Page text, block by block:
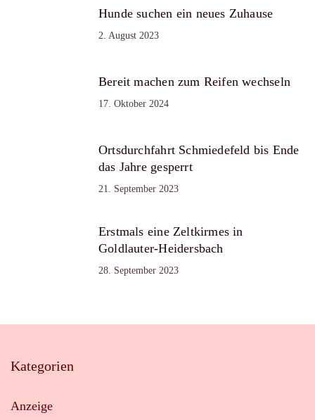
Hunde suchen ein neues Zuhause
2. August 2023
Bereit machen zum Reifen wechseln
17. Oktober 2024
Ortsdurchfahrt Schmiedefeld bis Ende
das Jahre gesperrt
21. September 2023
Erstmals eine Zeltkirmes in
Goldlauter-Heidersbach
28. September 2023
Kategorien
Anzeige